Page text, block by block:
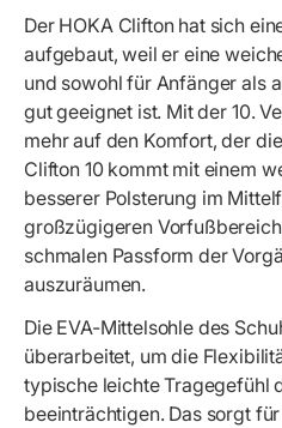
Der HOKA Clifton hat sich
aufgebaut, weil er eine
und sowohl für Anfänger als
gut geeignet ist. Mit der 10.
mehr auf den Komfort, der
Clifton 10 kommt mit einem
besserer Polsterung im
großzügigeren
schmalen Passform der
auszuräumen.
Die EVA-Mittelsohle des
überarbeitet, um die
typische leichte Tragegefühl
beeinträchtigen. Das sorgt